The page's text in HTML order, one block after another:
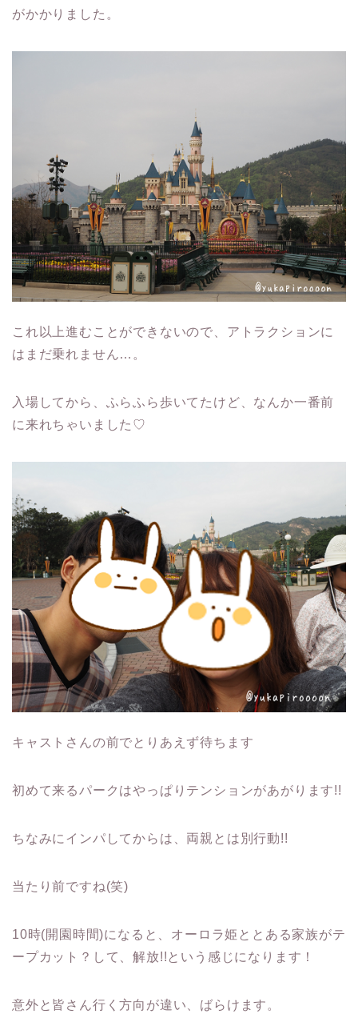
がかかりました。
これ以上進むことができないので、アトラクションに
はまだ乗れません…。
入場してから、ふらふら歩いてたけど、なんか一番前
に来れちゃいました♡
キャストさんの前でとりあえず待ちます
初めて来るパークはやっぱりテンションがあがります!!
ちなみにインパしてからは、両親とは別行動!!
当たり前ですね(笑)
10時(開園時間)になると、オーロラ姫ととある家族がテ
ープカット？して、解放!!という感じになります！
意外と皆さん行く方向が違い、ばらけます。